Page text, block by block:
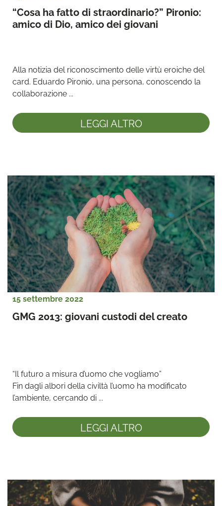
“Cosa ha fatto di straordinario?” Pironio:
amico di Dio, amico dei giovani
Alla notizia del riconoscimento delle virtù eroiche del
card. Eduardo Pironio, una persona, conoscendo la
collaborazione ...
LEGGI ALTRO
15 settembre 2022
GMG 2013: giovani custodi del creato
“Il futuro a misura d’uomo che vogliamo”
Fin dagli albori della civiltà l’uomo ha modificato
l’ambiente, cercando di ...
LEGGI ALTRO